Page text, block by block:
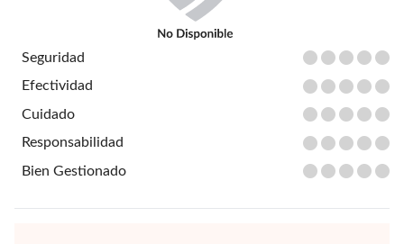
Seguridad
Efectividad
Cuidado
Responsabilidad
Bien Gestionado